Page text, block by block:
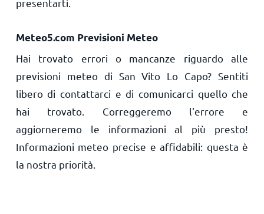
presentarti.
Meteo5.com Previsioni Meteo
Hai trovato errori o mancanze riguardo alle
previsioni meteo di San Vito Lo Capo? Sentiti
libero di contattarci e di comunicarci quello che
hai trovato. Correggeremo l'errore e
aggiorneremo le informazioni al più presto!
Informazioni meteo precise e affidabili: questa è
la nostra priorità.